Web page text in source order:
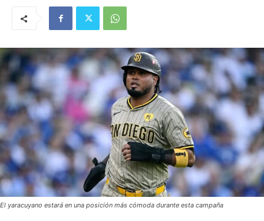
El yaracuyano estará en una posición más cómoda durante esta campaña